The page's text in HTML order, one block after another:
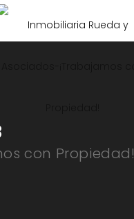
con Propiedad!